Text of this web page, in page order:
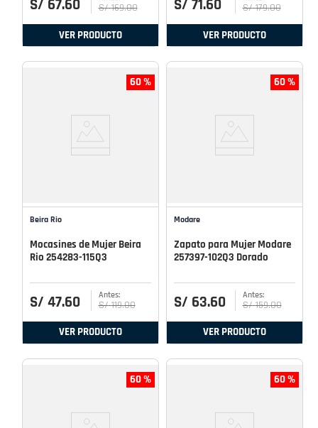
S/ 67.60 S/ 169.00
VER PRODUCTO
S/ 71.60 S/ 179.00
VER PRODUCTO
60 %
Beira Rio
Mocasines de Mujer Beira
Rio 254283-115Q3
S/ 47.60 S/ 119.00
VER PRODUCTO
60 %
Modare
Zapato para Mujer Modare
257397-102Q3 Dorado
S/ 63.60 S/ 159.00
VER PRODUCTO
60 % 60 %